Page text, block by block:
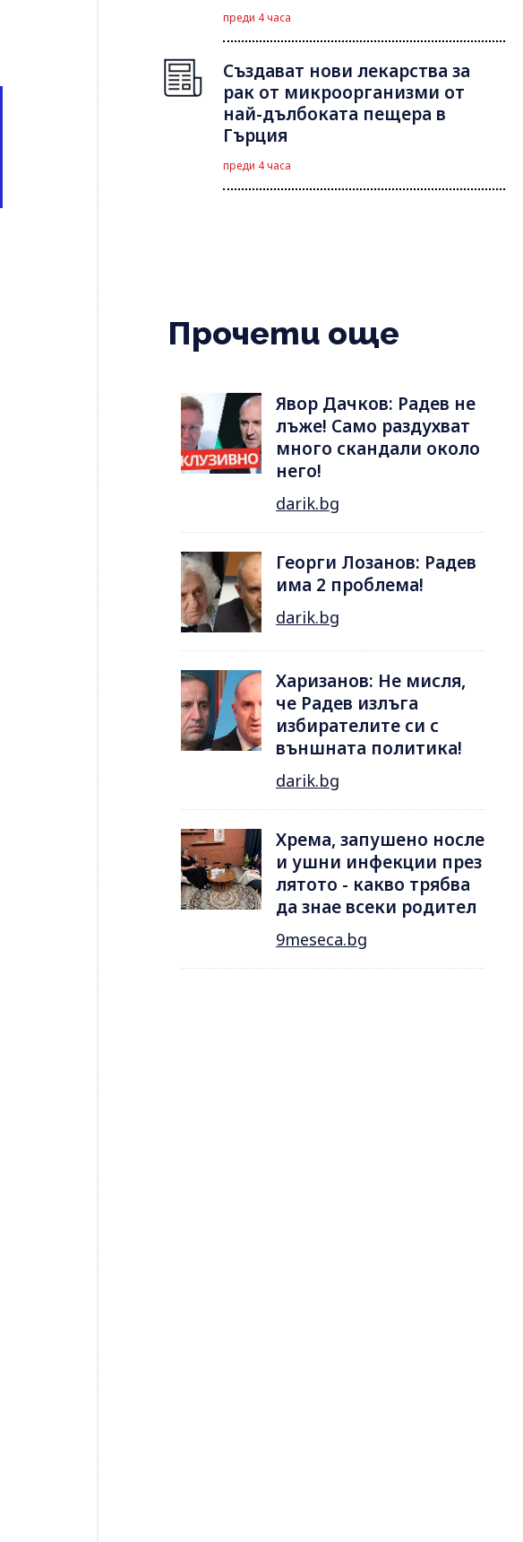
преди 4 часа
Създават нови лекарства за
рак от микроорганизми от
най-дълбоката пещера в
Гърция
преди 4 часа
Прочети още
Явор Дачков: Радев не
лъже! Само раздухват
много скандали около
него!
darik.bg
Георги Лозанов: Радев
има 2 проблема!
darik.bg
Харизанов: Не мисля,
че Радев излъга
избирателите си с
външната политика!
darik.bg
Хрема, запушено носле
и ушни инфекции през
лятотo - какво трябва
да знае всеки родител
9meseca.bg